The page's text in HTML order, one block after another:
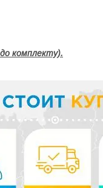
комплекту).